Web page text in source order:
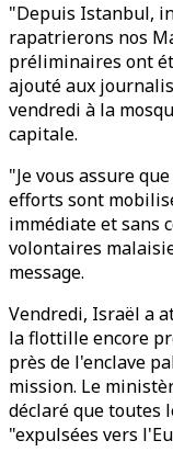
"Depuis Istanbul,
rapatrierons nos
préliminaires ont
ajouté aux
vendredi à la
capitale.
"Je vous assure
efforts sont
immédiate et sans
volontaires
message.
Vendredi, Israël a
la flottille encore
près de l'enclave
mission. Le
déclaré que toutes
"expulsées vers